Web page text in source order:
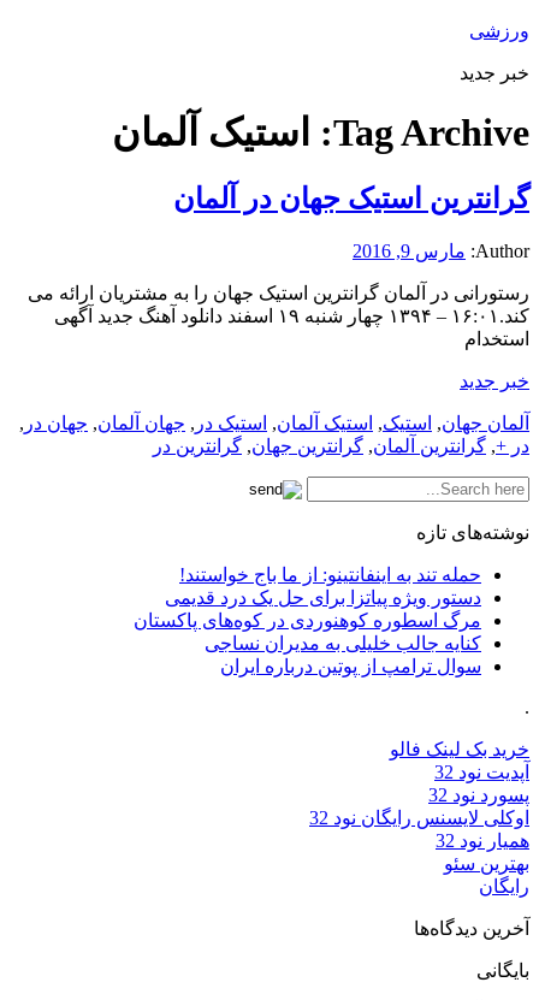
ورزشی
خبر جدید
Tag Archive: استیک آلمان
گرانترین استیک جهان در آلمان
Author: مارس 9, 2016
رستورانی در آلمان گرانترین استیک جهان را به مشتریان ارائه می
کند.۱۶:۰۱ – ۱۳۹۴ چهار شنبه ۱۹ اسفند دانلود آهنگ جدید آگهی
استخدام
خبر جدید
آلمان جهان, استیک, استیک آلمان, استیک در , جهان آلمان, جهان در ,
در +, گرانترین آلمان, گرانترین جهان, گرانترین در
نوشته‌های تازه
حمله تند به اینفانتینو: از ما باج خواستند!
دستور ویژه پیاتزا برای حل یک درد قدیمی
مرگ اسطوره کوهنوردی در کوه‌های پاکستان
کنایه جالب خلیلی به مدیران نساجی
سوال ترامپ از پوتین درباره ایران
.
خرید بک لینک فالو
آپدیت نود 32
پسورد نود 32
اوکلی لایسنس رایگان نود 32
همیار نود 32
بهترین سئو
رایگان
آخرین دیدگاه‌ها
بایگانی